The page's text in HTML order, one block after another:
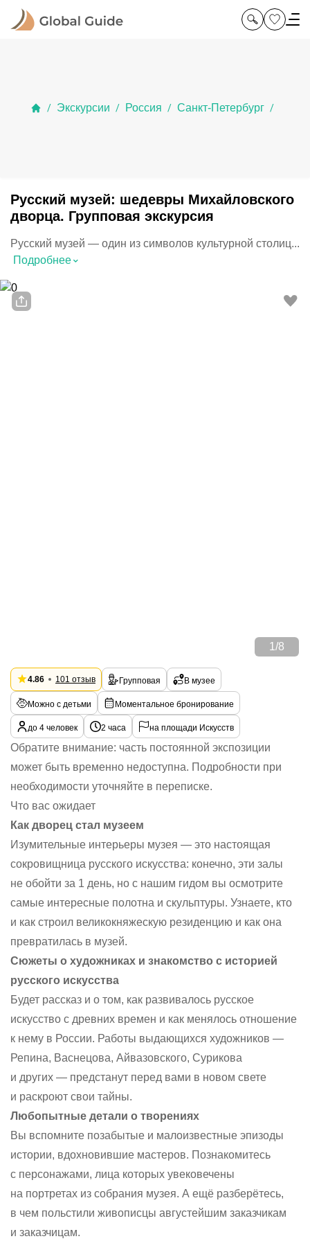
/ Экскурсии / Россия / Санкт-Петербург /
Русский музей: шедевры Михайловского
дворца. Групповая экскурсия
Русский музей — один из символов культурной столиц...
Подробнее⌃
1 /8
4.86 101 отзыв Групповая В музее
Можно с детьми Моментальное бронирование
до 4 человек 2 часа на площади Искусств
Обратите внимание: часть постоянной экспозиции
может быть временно недоступна. Подробности при
необходимости уточняйте в переписке.
Что вас ожидает
Как дворец стал музеем
Изумительные интерьеры музея — это настоящая
сокровищница русского искусства: конечно, эти залы
не обойти за 1 день, но с нашим гидом вы осмотрите
самые интересные полотна и скульптуры. Узнаете, кто
и как строил великокняжескую резиденцию и как она
превратилась в музей.
Сюжеты о художниках и знакомство с историей
русского искусства
Будет рассказ и о том, как развивалось русское
искусство с древних времен и как менялось отношение
к нему в России. Работы выдающихся художников —
Репина, Васнецова, Айвазовского, Сурикова
и других — предстанут перед вами в новом свете
и раскроют свои тайны.
Любопытные детали о творениях
Вы вспомните позабытые и малоизвестные эпизоды
истории, вдохновившие мастеров. Познакомитесь
с персонажами, лица которых увековечены
на портретах из собрания музея. А ещё разберётесь,
в чем польстили живописцы августейшим заказчикам
и заказчицам.